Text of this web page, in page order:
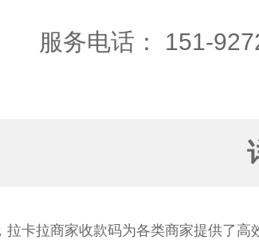
服务电话： 151-
拉卡拉商家收款码为各类商家提供了